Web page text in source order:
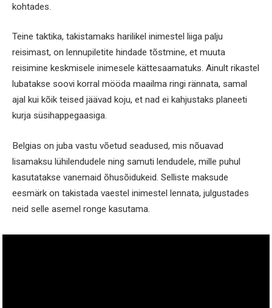
kohtades.
Teine taktika, takistamaks harilikel inimestel liiga palju
reisimast, on lennupiletite hindade tõstmine, et muuta
reisimine keskmisele inimesele kättesaamatuks. Ainult rikastel
lubatakse soovi korral mööda maailma ringi rännata, samal
ajal kui kõik teised jäävad koju, et nad ei kahjustaks planeeti
kurja süsihappegaasiga.
Belgias on juba vastu võetud seadused, mis nõuavad
lisamaksu lühilendudele ning samuti lendudele, mille puhul
kasutatakse vanemaid õhusõidukeid. Selliste maksude
eesmärk on takistada vaestel inimestel lennata, julgustades
neid selle asemel ronge kasutama.